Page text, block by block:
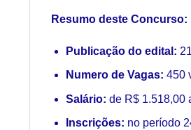
Resumo deste Concurso:
Publicação do edital:
Numero de Vagas: 450
Salário: de R$ 1.518,00
Inscrições: no período